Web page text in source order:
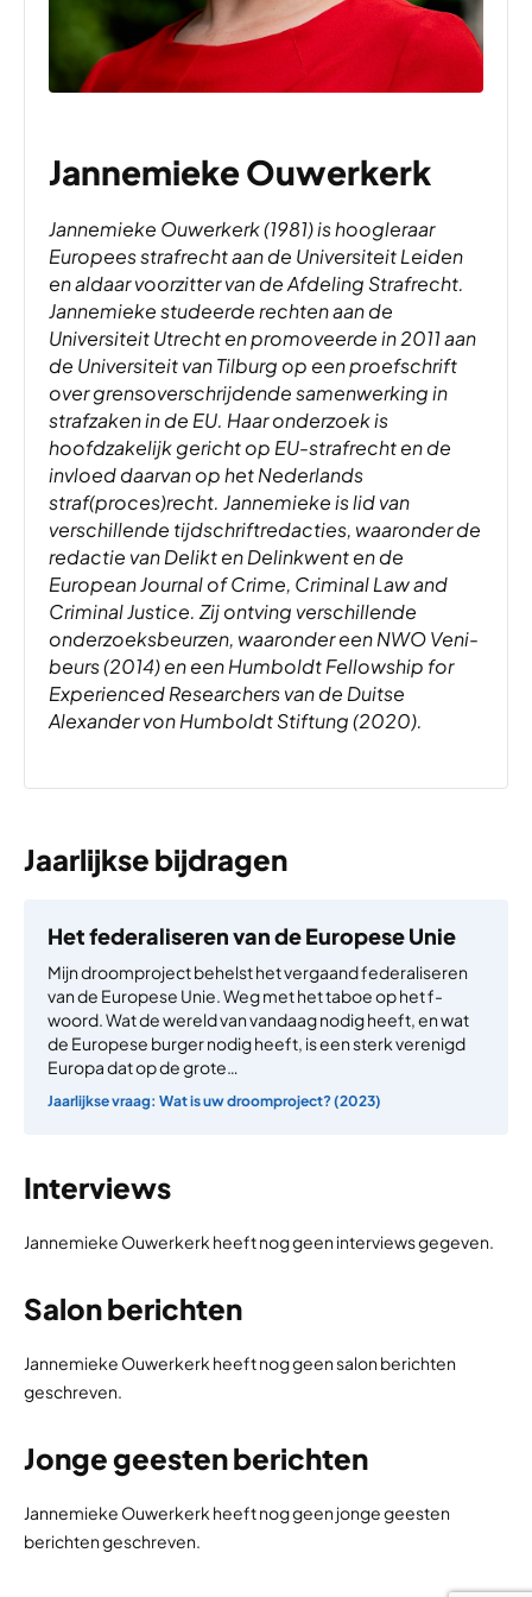
Jannemieke Ouwerkerk
Jannemieke Ouwerkerk (1981)is hoogleraar
Europees strafrecht aan de Universiteit Leiden
en aldaar voorzitter van de Afdeling Strafrecht.
Jannemieke studeerde rechten aan de
Universiteit Utrecht en promoveerde in 2011 aan
de Universiteit van Tilburg op een proefschrift
over grensoverschrijdende samenwerking in
strafzaken in de EU. Haar onderzoek is
hoofdzakelijk gericht op EU-strafrecht en de
invloed daarvan op het Nederlands
straf(proces)recht. Jannemieke is lid van
verschillende tijdschriftredacties, waaronder de
redactie van Delikt en Delinkwent en de
European Journal of Crime, Criminal Law and
Criminal Justice. Zij ontving verschillende
onderzoeksbeurzen, waaronder een NWO Veni-
beurs (2014) en een Humboldt Fellowship for
Experienced Researchers van de Duitse
Alexander von Humboldt Stiftung (2020).
Jaarlijkse bijdragen
Het federaliseren van de Europese Unie
Mijn droomproject behelst het vergaand federaliseren
van de Europese Unie. Weg met het taboe op het f-
woord. Wat de wereld van vandaag nodig heeft, en wat
de Europese burger nodig heeft, is een sterk verenigd
Europa dat op de grote…
Jaarlijkse vraag: Wat is uw droomproject? (2023)
Interviews
Jannemieke Ouwerkerk heeft nog geen interviews gegeven.
Salon berichten
Jannemieke Ouwerkerk heeft nog geen salon berichten
geschreven.
Jonge geesten berichten
Jannemieke Ouwerkerk heeft nog geen jonge geesten
berichten geschreven.